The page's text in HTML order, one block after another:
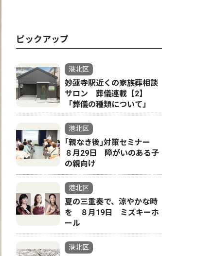
ピックアップ
港北区
妙蓮寺駅近くの家族葬相談
サロン 葬儀連載【2】
「葬儀の種類について」
港北区
｢親なき後｣対策セミナー
８月29日 障がいのある子
の親向け
港北区
夏の三重奏で、涼やかな時
を ８月19日 ミズキーホ
ール
港北区